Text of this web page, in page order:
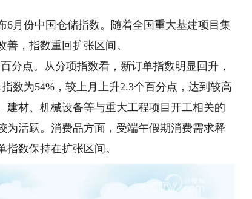
6月份中国仓储指数。随着全国重大基建项目集
，指数重回扩张区间。
点。从分项指数看，新订单指数明显回升，
数为54%，较上月上升2.3个百分点，达到较高
材、机械设备等与重大工程项目开工相关的
活跃。消费品方面，受端午假期消费需求释
数保持在扩张区间。